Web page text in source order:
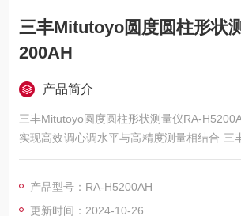
三丰Mitutoyo圆度圆柱形状
200AH
产品简介
三丰Mitutoyo圆度圆柱形状测量仪RA-
实现高效调心调水平与高精度测量相结合 三
向客户提供技术体验的理念。
产品型号：RA-H5200AH
更新时间：2024-10-26